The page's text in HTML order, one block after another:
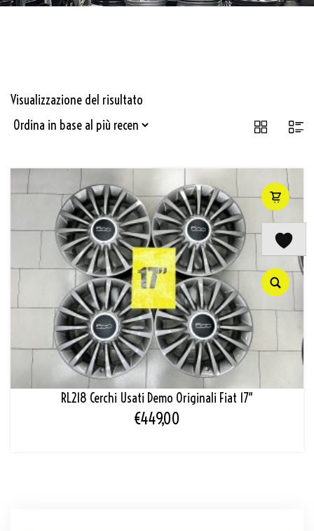
Visualizzazione del risultato
RL218 Cerchi Usati Demo Originali Fiat 17″
€449,00